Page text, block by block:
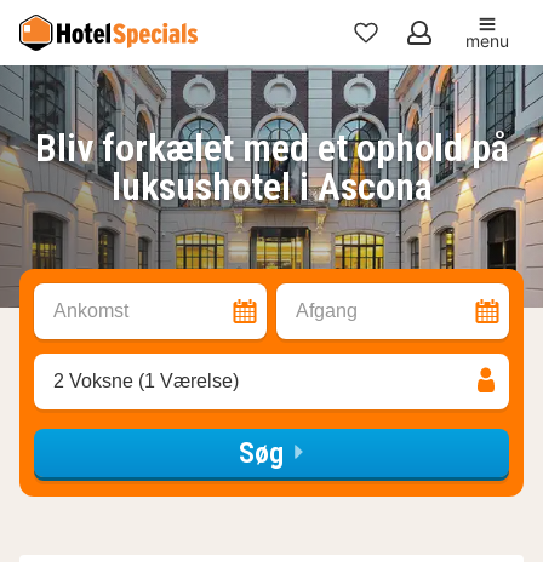
Mine
favoritter
menu
Bliv forkælet med et ophold på
luksushotel i Ascona
Ankomst Afgang
2 Voksne (1 Værelse)
Søg